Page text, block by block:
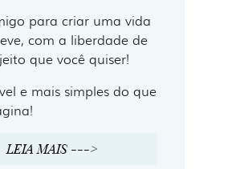
para criar uma vida
com a liberdade de
que você quiser!
e mais simples do que
LEIA MAIS --->